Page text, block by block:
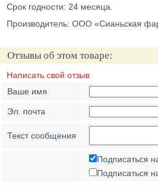
Срок годности: 24 месяца.
Производитель: ООО «Сианьская
Отзывы об этом товаре:
Написать свой отзыв
Ваше имя
Эл. почта
Текст сообщения
Подписаться
Подписаться